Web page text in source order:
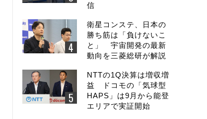
信
衛星コンステ、日本の
勝ち筋は「負けないこ
と」 宇宙開発の最新
動向を三菱総研が解説
NTTの1Q決算は増収増
益 ドコモの「気球型
HAPS」は9月から能登
エリアで実証開始